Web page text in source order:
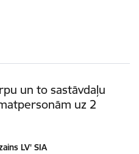
un to sastāvdaļu
uz 2
LV' SIA